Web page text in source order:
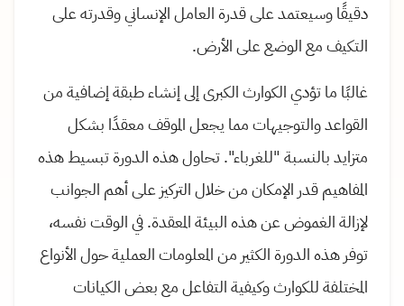
دقيقًا وسيعتمد على قدرة العامل الإنساني وقدرته على
التكيف مع الوضع على الأرض.
غالبًا ما تؤدي الكوارث الكبرى إلى إنشاء طبقة إضافية من
القواعد والتوجيهات مما يجعل الموقف معقدًا بشكل
متزايد بالنسبة "للغرباء". تحاول هذه الدورة تبسيط هذه
المفاهيم قدر الإمكان من خلال التركيز على أهم الجوانب
لإزالة الغموض عن هذه البيئة المعقدة. في الوقت نفسه،
توفر هذه الدورة الكثير من المعلومات العملية حول الأنواع
المختلفة للكوارث وكيفية التفاعل مع بعض الكيانات